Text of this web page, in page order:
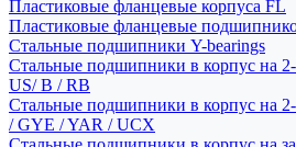
Пластиковые фланцевые корпуса FL
Пластиковые фланцевые
Стальные подшипники Y-bearings
Стальные подшипники в корпус на
US/ B / RB
Стальные подшипники в корпус на
/ GYE / YAR / UCX